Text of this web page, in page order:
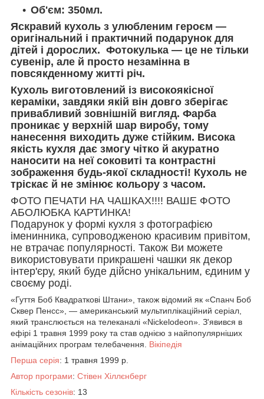
Об'єм: 350мл.
Яскравий кухоль з улюбленим героєм ―
оригінальний і практичний подарунок для
дітей і дорослих. Фотокулька — це не тільки
сувенір, але й просто незамінна в
повсякденному житті річ.
Кухоль виготовлений із високоякісної
кераміки, завдяки якій він довго зберігає
привабливий зовнішній вигляд. Фарба
проникає у верхній шар виробу, тому
нанесення виходить дуже стійким. Висока
якість кухля дає змогу чітко й акуратно
наносити на неї соковиті та контрастні
зображення будь-якої складності! Кухоль не
тріскає й не змінює кольору з часом.
ФОТО ПЕЧАТИ НА ЧАШКАХ!!!! ВАШЕ ФОТО
АБОЛЮБКА КАРТИНКА!
Подарунок у формі кухля з фотографією
іменинника, супроводженою красивим привітом,
не втрачає популярності. Також Ви можете
використовувати прикрашені чашки як декор
інтер'єру, який буде дійсно унікальним, єдиним у
своєму роді.
«Гуття Боб Квадраткові Штани», також відомий як «Спанч Боб
Сквер Пенсс», — американський мультиплікаційний серіал,
який транслюється на телеканалі «Nickelodeon». З'явився в
ефірі 1 травня 1999 року та став однією з найпопулярніших
анімаційних програм телебачення. Вікіпедія
Перша серія: 1 травня 1999 р.
Автор програми: Стівен Хіллєнберг
Кількість сезонів: 13